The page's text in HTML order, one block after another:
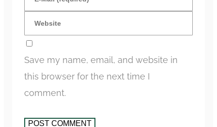
Save my name, email, and website in
this browser for the next time I
comment.